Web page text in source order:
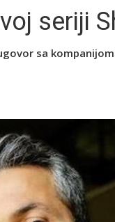
seriji
sa